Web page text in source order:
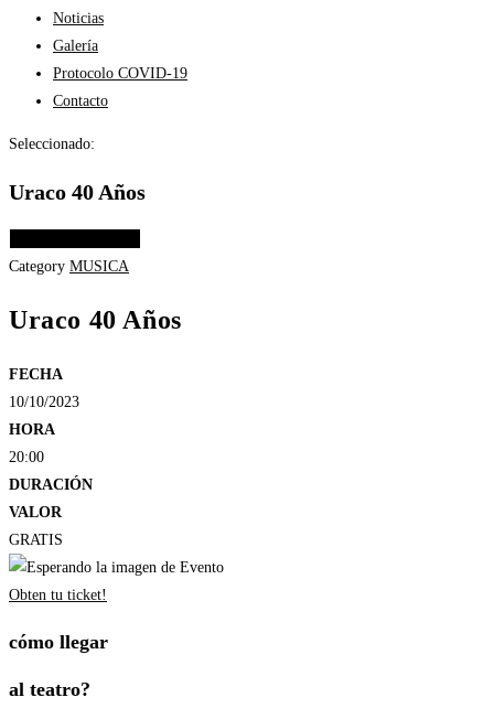
Noticias
Galería
Protocolo COVID-19
Contacto
Seleccionado:
Uraco 40 Años
Category MUSICA
Uraco 40 Años
FECHA
10/10/2023
HORA
20:00
DURACIÓN
VALOR
GRATIS
Obten tu ticket!
cómo llegar
al teatro?